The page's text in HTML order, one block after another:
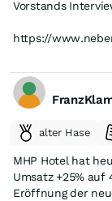
Vorstands
https://
mittendrin/
alter Hase
MHP Hotel hat
Umsatz +25% auf 41,5 Mio. Für das Gesamtjahr hat man durch
Eröffnung der neuen Hotels in Wien und Hamburg deutlich